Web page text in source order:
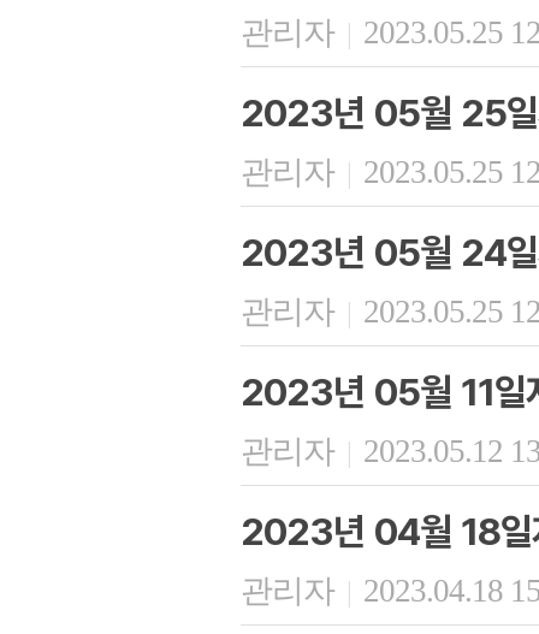
관리자 | 2023.05.25
2023년 05월 25일
관리자 | 2023.05.25
2023년 05월 24일
관리자 | 2023.05.25
2023년 05월 11일
관리자 | 2023.05.12
2023년 04월 18일
관리자 | 2023.04.18